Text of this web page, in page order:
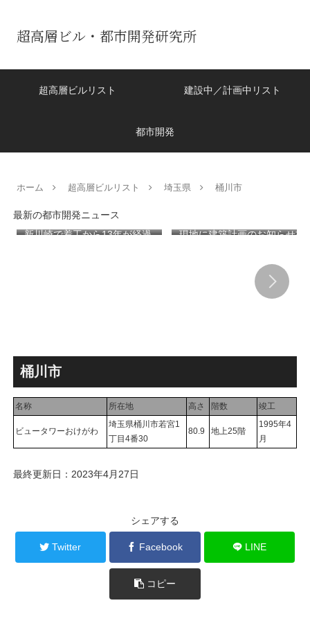
超高層ビル・都市開発研究所
超高層ビルリスト 建設中／計画中リスト
都市開発
ホーム 超高層ビルリスト 埼玉県 桶川市
最新の都市開発ニュース
新川崎で着工から13年が経過
現地に建築計画のお知らせ板
画」！！妹島和世氏率いる
SANAA設計で神宮前交差点に
新たな商業施設誕生へ！！
桶川市
名称 所在地 高さ 階数 竣工
ビュータワーおけがわ
埼玉県桶川市若宮1
丁目4番30
80.9 地上25階
1995年4
月
最終更新日：2023年4月27日
シェアする
Twitter Facebook LINE
コピー